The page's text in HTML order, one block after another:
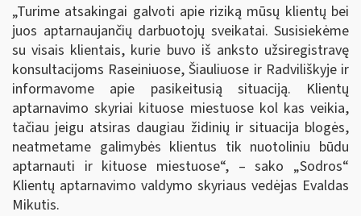
„Turime atsakingai galvoti apie riziką mūsų klientų bei
juos aptarnaujančių darbuotojų sveikatai. Susisiekėme
su visais klientais, kurie buvo iš anksto užsiregistravę
konsultacijoms Raseiniuose, Šiauliuose ir Radviliškyje ir
informavome apie pasikeitusią situaciją. Klientų
aptarnavimo skyriai kituose miestuose kol kas veikia,
tačiau jeigu atsiras daugiau židinių ir situacija blogės,
neatmetame galimybės klientus tik nuotoliniu būdu
aptarnauti ir kituose miestuose“, – sako „Sodros“
Klientų aptarnavimo valdymo skyriaus vedėjas Evaldas
Mikutis.